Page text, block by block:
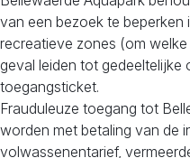
van een bezoek te beperken
recreatieve zones (om
geval leiden tot
toegangsticket.
Frauduleuze toegang tot
worden met betaling van de
volwassenentarief,